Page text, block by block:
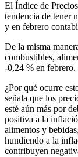
El Índice de
tendencia de tener
y en febrero
De la misma
combustibles,
-0,24 % en febrero.
¿Por qué ocurre
señala que los
esté aún más por
positiva a la
alimentos y
hundiendo a la
contribuyen